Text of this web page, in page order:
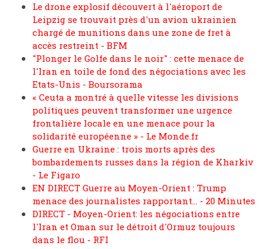
Le drone explosif découvert à l'aéroport de
Leipzig se trouvait près d'un avion ukrainien
chargé de munitions dans une zone de fret à
accès restreint - BFM
"Plonger le Golfe dans le noir" : cette menace de
l'Iran en toile de fond des négociations avec les
Etats-Unis - Boursorama
« Ceuta a montré à quelle vitesse les divisions
politiques peuvent transformer une urgence
frontalière locale en une menace pour la
solidarité européenne » - Le Monde.fr
Guerre en Ukraine : trois morts après des
bombardements russes dans la région de Kharkiv
- Le Figaro
EN DIRECT Guerre au Moyen-Orient : Trump
menace des journalistes rapportant… - 20 Minutes
DIRECT - Moyen-Orient: les négociations entre
l'Iran et Oman sur le détroit d'Ormuz toujours
dans le flou - RFI